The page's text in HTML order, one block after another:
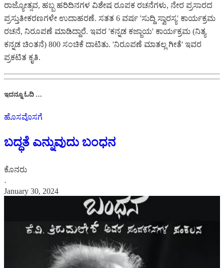
ರಾಜ್ಯೋತ್ಸವ, ಹಬ್ಬ ಹರಿದಿನಗಳ ವಿಶೇಷ ರೂಪಕ ರಚನೆಗಳು, ನೇರ ಪ್ರಸಾರದ
ಪ್ರಸ್ತುತೀಕರಣಗಳೇ ಉದಾಹರಣೆ. ಸತತ 6 ವರ್ಷ 'ಸುದ್ದಿ ಸ್ವಾರಸ್ಯ' ಕಾರ್ಯಕ್ರಮ
ರಚನೆ, ನಿರೂಪಣೆ ಮಾಡಿದ್ದಾರೆ. ಇವರ 'ಕನ್ನಡ ಕಜ್ಜಾಯ' ಕಾರ್ಯಕ್ರಮ (ನಿತ್ಯ
ಕನ್ನಡ ಚಿಂತನೆ) 800 ಸಂಚಿಕೆ ದಾಟಿತು. 'ನಿರೂಪಣೆ ಮಾತಲ್ಲ ಗೀತೆ' ಇವರ
ಪ್ರಕಟಿತ ಕೃತಿ.
ಇದನ್ನೂ ಓದಿ …
ಹೊಸವೊಸಗೆ
ಬದ್ಧತೆ ಎನ್ನುವುದು ಬಂಧನ
ಕೊನರು
·
January 30, 2024